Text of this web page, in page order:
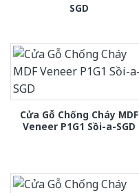
SGD
Cửa Gỗ Chống Cháy MDF
Veneer P1G1 Sồi-a-SGD